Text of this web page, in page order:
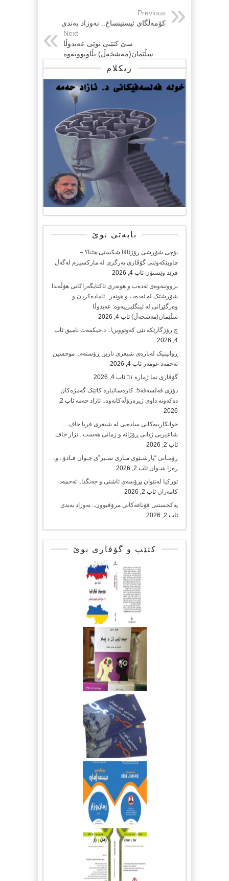
Previous
کۆمەڵگای ئیستینساخ.. نەوزاد بەندی
Next
سێ کتێبی نوێی عەبدوڵا
سڵێمان(مەشخەڵ) بڵاوبوونەوە
ریکلام
بابەتی نوێ
بۆچی شۆڕشی رۆژئاڤا شکستی هێنا؟ –
چاوپێکەوتنی گۆڤاری بەرگری لە مارکسیزم لەگەڵ
فرێد وێستۆن ئاب 4, 2026
بزووتنەوەی ئەدەب و هونەری تاکتایگەراکانی هۆڵەندا
شۆڕشێک لە ئەدەب و هونەر.. ئامادەکردن و
وەرگێڕانی لە ئینگلیزییەوە: عەبدوڵا
سڵێمان(مەشخەڵ) ئاب 4, 2026
چ رۆژگارێکە تێی کەوتووین!.. د.حیکمەت نامیق ئاب
4, 2026
ڕوانینیک لەبارەى شیعرى نارین ڕۆستەم.. موحسین
ئەحمەد عومەر ئاب 4, 2026
گۆڤاری نما ژمارە ٦١
ئاب 4, 2026
دۆزی فەلسەفە5: کارەساتبارە کاتێک گەمژەکان
دەکەونە داوی ژیرەزۆڵەکانەوە.. ئازاد حەمە
ئاب 2,
2026
جوانکارییەکانی سادەیی لە شیعری فریا جاف…
شاعیریی ژیانی ڕۆژانە و زمانی هەست.. نزار جاف
ئاب 2, 2026
رۆمـانی “پارشـێوی مـاری سـیر”ی جـوان قـادۆ.. و.
رەزا شـوان ئاب 2, 2026
تورکیا لەنێوان پڕۆسەی ئاشتی و جەنگدا.. ئەحمەد
کامەران ئاب 2, 2026
پەکخستنی قۆناغەکانی مرۆڤبوون.. نەوزاد بەندی
ئاب 2, 2026
کتێب و گۆڤاری نوێ